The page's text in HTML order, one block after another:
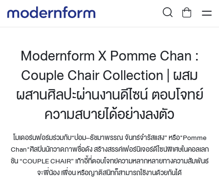
Modernform X Pomme Chan :
Couple Chair Collection | ผสม
ผสานศิลปะผ่านงานดีไซน์ ตอบโจทย์
ความสบายได้อย่างลงตัว
โมเดอร์นฟอร์มร่วมกับ“ปอม–ธัชมาพรรณ จันทร์จำรัสแสง” หรือ"Pomme
Chan"ศิลปินนักวาดภาพชื่อดัง สร้างสรรค์เฟอร์นิเจอร์ดีไซน์พิเศษในคอลเลก
ชัน “COUPLE CHAIR” เก้าอี้ที่ตอบโจทย์ความหลากหลายทางความสัมพันธ์
จะพี่น้อง เพื่อน หรือญาติสนิทก็สามารถใช้งานด้วยกันได้